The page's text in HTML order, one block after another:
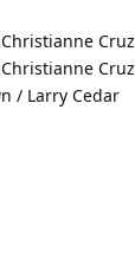
Cruz
Cruz
/ Larry Cedar